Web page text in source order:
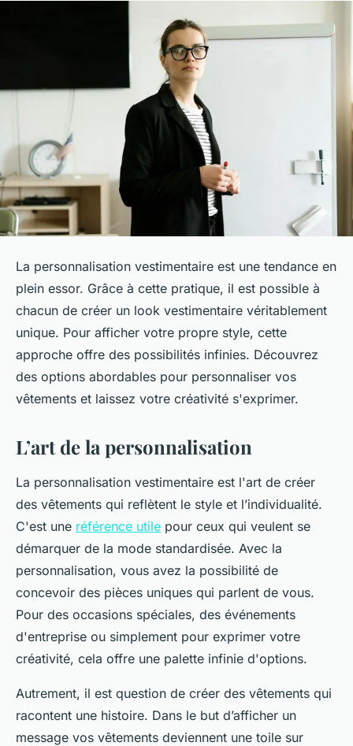
La personnalisation vestimentaire est une tendance en
plein essor. Grâce à cette pratique, il est possible à
chacun de créer un look vestimentaire véritablement
unique. Pour afficher votre propre style, cette
approche offre des possibilités infinies. Découvrez
des options abordables pour personnaliser vos
vêtements et laissez votre créativité s'exprimer.
L’art de la personnalisation
La personnalisation vestimentaire est l'art de créer
des vêtements qui reflètent le style et l’individualité.
C'est une référence utile pour ceux qui veulent se
démarquer de la mode standardisée. Avec la
personnalisation, vous avez la possibilité de
concevoir des pièces uniques qui parlent de vous.
Pour des occasions spéciales, des événements
d'entreprise ou simplement pour exprimer votre
créativité, cela offre une palette infinie d'options.
Autrement, il est question de créer des vêtements qui
racontent une histoire. Dans le but d’afficher un
message vos vêtements deviennent une toile sur